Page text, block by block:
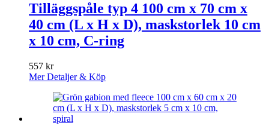
Tilläggspåle typ 4 100 cm x 70 cm x
40 cm (L x H x D), maskstorlek 10 cm
x 10 cm, C-ring
557 kr
Mer Detaljer & Köp